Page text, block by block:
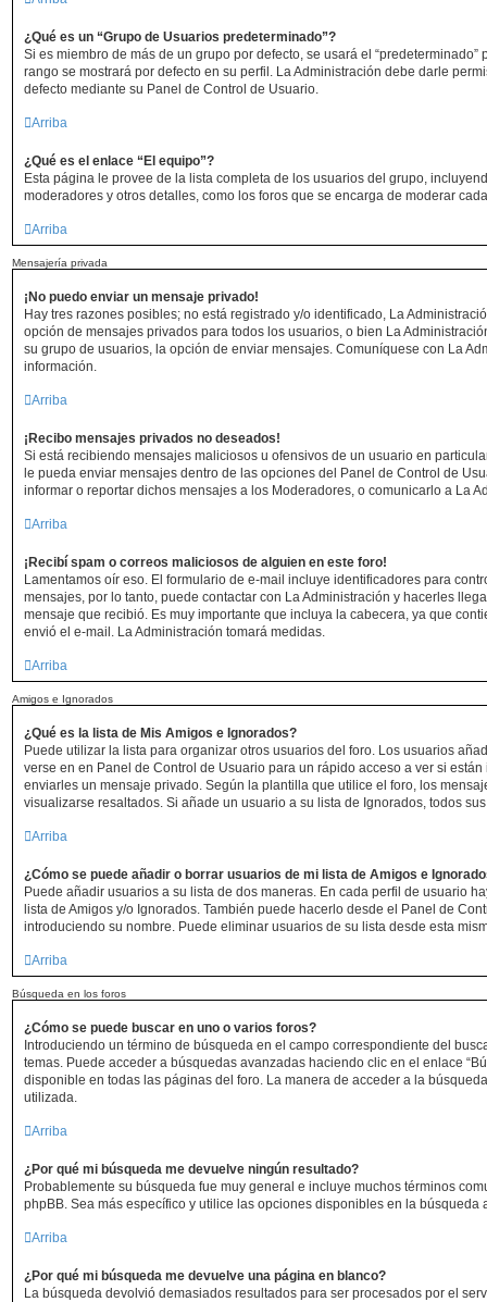
¿Qué es un “Grupo de Usuarios predeterminado”?
Si es miembro de más de un grupo por defecto, se usará el “predeterminado”
rango se mostrará por defecto en su perfil. La Administración debe darle
defecto mediante su Panel de Control de Usuario.
Arriba
¿Qué es el enlace “El equipo”?
Esta página le provee de la lista completa de los usuarios del grupo,
moderadores y otros detalles, como los foros que se encarga de moderar
Arriba
Mensajería privada
¡No puedo enviar un mensaje privado!
Hay tres razones posibles; no está registrado y/o identificado, La
opción de mensajes privados para todos los usuarios, o bien La
su grupo de usuarios, la opción de enviar mensajes. Comuníquese con La
información.
Arriba
¡Recibo mensajes privados no deseados!
Si está recibiendo mensajes maliciosos u ofensivos de un usuario en
le pueda enviar mensajes dentro de las opciones del Panel de Control de
informar o reportar dichos mensajes a los Moderadores, o comunicarlo a La
Arriba
¡Recibí spam o correos maliciosos de alguien en este foro!
Lamentamos oír eso. El formulario de e-mail incluye identificadores para
mensajes, por lo tanto, puede contactar con La Administración y hacerles
mensaje que recibió. Es muy importante que incluya la cabecera, ya que
envió el e-mail. La Administración tomará medidas.
Arriba
Amigos e Ignorados
¿Qué es la lista de Mis Amigos e Ignorados?
Puede utilizar la lista para organizar otros usuarios del foro. Los usuarios
verse en en Panel de Control de Usuario para un rápido acceso a ver si
enviarles un mensaje privado. Según la plantilla que utilice el foro, los
visualizarse resaltados. Si añade un usuario a su lista de Ignorados, todos
Arriba
¿Cómo se puede añadir o borrar usuarios de mi lista de Amigos e
Puede añadir usuarios a su lista de dos maneras. En cada perfil de usuario
lista de Amigos y/o Ignorados. También puede hacerlo desde el Panel de
introduciendo su nombre. Puede eliminar usuarios de su lista desde esta
Arriba
Búsqueda en los foros
¿Cómo se puede buscar en uno o varios foros?
Introduciendo un término de búsqueda en el campo correspondiente del
temas. Puede acceder a búsquedas avanzadas haciendo clic en el enlace
disponible en todas las páginas del foro. La manera de acceder a la
utilizada.
Arriba
¿Por qué mi búsqueda me devuelve ningún resultado?
Probablemente su búsqueda fue muy general e incluye muchos términos
phpBB. Sea más específico y utilice las opciones disponibles en la búsqueda
Arriba
¿Por qué mi búsqueda me devuelve una página en blanco?
La búsqueda devolvió demasiados resultados para ser procesados por el